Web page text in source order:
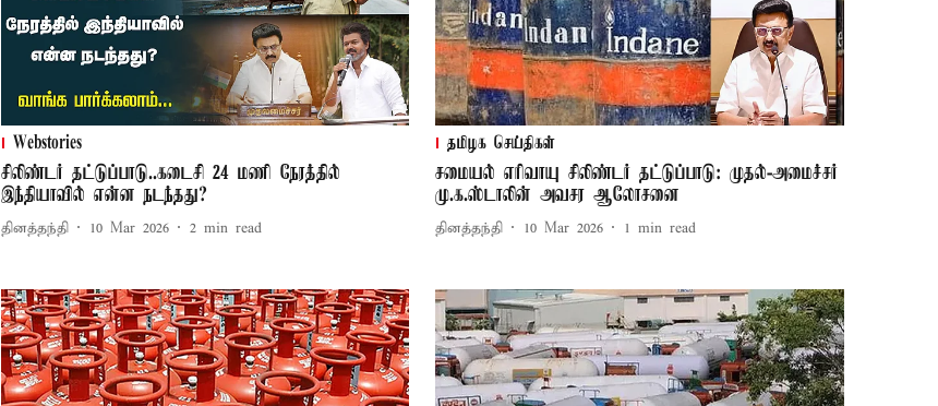
Webstories
சிலிண்டர் தட்டுப்பாடு..கடைசி 24 மணி நேரத்தில்
இந்தியாவில் என்ன நடந்தது?
தினத்தந்தி 10 Mar 2026 2 min read
தமிழக செய்திகள்
சமையல் எரிவாயு சிலிண்டர் தட்டுப்பாடு: முதல்-அமைச்சர்
மு.க.ஸ்டாலின் அவசர ஆலோசனை
தினத்தந்தி 10 Mar 2026 1 min read